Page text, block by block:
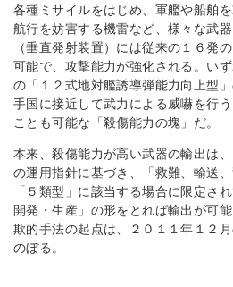
各種ミサイルをはじめ、軍艦や船舶
航行を妨害する機雷など、様々な武
（垂直発射装置）には従来の１６発
可能で、攻撃能力が強化される。い
の「１２式地対艦誘導弾能力向上型
手国に接近して武力による威嚇を行
ことも可能な「殺傷能力の塊」だ。
本来、殺傷能力が高い武器の輸出は
の運用指針に基づき、「救難、輸送
「５類型」に該当する場合に限定さ
開発・生産」の形をとれば輸出が可
欺的手法の起点は、２０１１年１２
のぼる。